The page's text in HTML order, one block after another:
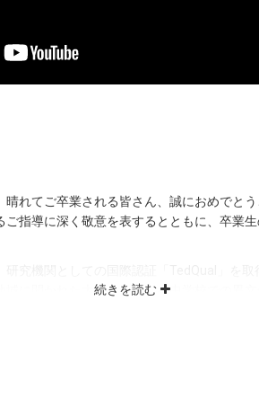
れてご卒業される皆さん、誠におめでとう
指導に深く敬意を表するとともに、卒業
に開かれた大学として、小中学校での異
ことを学んできました。卒業後も、これ